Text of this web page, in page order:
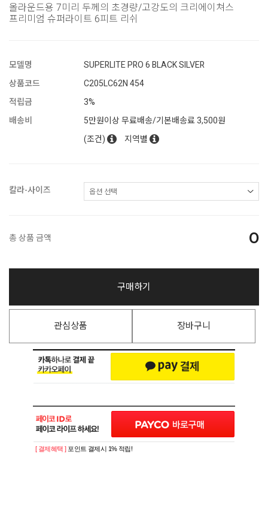
올라운드용 7미리 두께의 초경량/고강도의 크리에이쳐스
프리미엄 슈퍼라이트 6피트 리쉬
모델명
SUPERLlTE PRO 6 BLACK SILVER
상품코드
C205LC62N 454
적립금
3%
배송비
5만원이상 무료배송/기본배송료 3,500원
(조건)
지역별
칼라-사이즈
총 상품 금액 0
구매하기
관심상품 장바구니
[ 결제혜택 ] 포인트 결제시 1% 적립!